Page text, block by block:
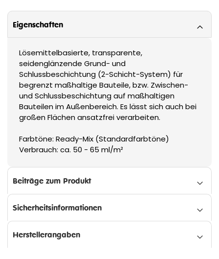
Eigenschaften
Lösemittelbasierte, transparente,
seidenglänzende Grund- und
Schlussbeschichtung (2-Schicht-System) für
begrenzt maßhaltige Bauteile, bzw. Zwischen-
und Schlussbeschichtung auf maßhaltigen
Bauteilen im Außenbereich. Es lässt sich auch bei
großen Flächen ansatzfrei verarbeiten.
Farbtöne: Ready-Mix (Standardfarbtöne)
Verbrauch: ca. 50 - 65 ml/m²
Beiträge zum Produkt
Sicherheitsinformationen
Herstellerangaben